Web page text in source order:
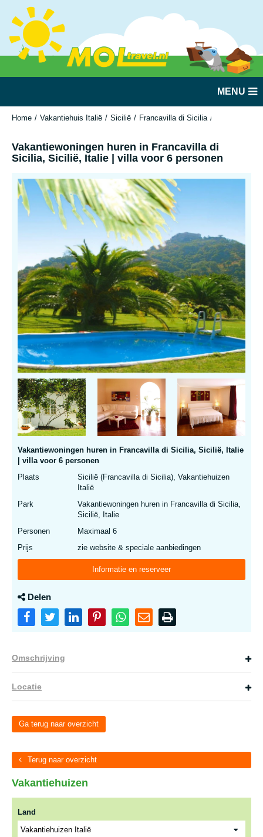
MENU
Home Vakantiehuis Italië Sicilië Francavilla di Sicilia
Vakantiewoningen huren in Francavilla di
Sicilia, Sicilië, Italie | villa voor 6 personen
Vakantiewoningen huren in Francavilla di Sicilia, Sicilië, Italie
| villa voor 6 personen
Plaats
Sicilië (Francavilla di Sicilia), Vakantiehuizen
Italië
Park
Vakantiewoningen huren in Francavilla di Sicilia,
Sicilië, Italie
Personen
Maximaal 6
Prijs
zie website & speciale aanbiedingen
Informatie en reserveer
Delen
Omschrijving
Locatie
Ga terug naar overzicht
Terug naar overzicht
Vakantiehuizen
Land